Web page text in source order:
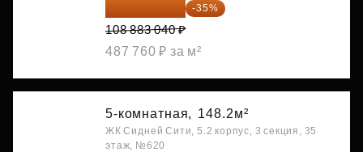
70 773 976 ₽ -35%
108 883 040 ₽
487 760 ₽ за м²
5-комнатная, 148.2м²
ЖК Сидней Сити, 5.2 корпус, 3 секция, 35
этаж, №620